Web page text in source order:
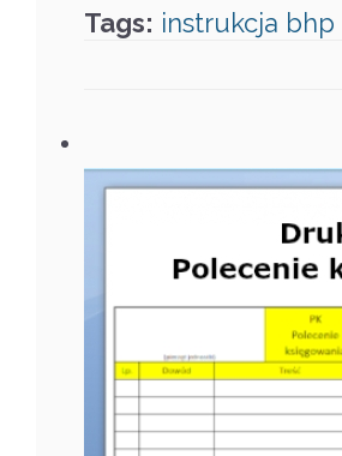
Tags: instrukcja bhp